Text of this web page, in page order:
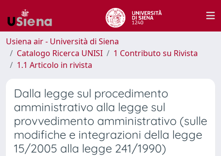
Usiena air - Università di Siena
Catalogo Ricerca UNISI
1 Contributo su Rivista
1.1 Articolo in rivista
Dalla legge sul procedimento
amministrativo alla legge sul
provvedimento amministrativo (sulle
modifiche e integrazioni della legge
15/2005 alla legge 241/1990)